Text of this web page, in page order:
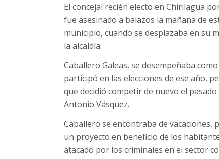
El concejal recién electo en Chirilagua
fue asesinado a balazos la mañana de
municipio, cuando se desplazaba en su
la alcaldía.
Caballero Galeas, se desempeñaba
participó en las elecciones de ese año,
que decidió competir de nuevo el
Antonio Vásquez.
Caballero se encontraba de vacaciones,
un proyecto en beneficio de los
atacado por los criminales en el sector